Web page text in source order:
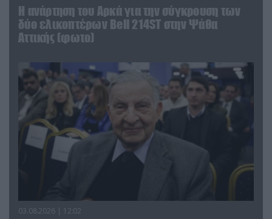
Η ανάρτηση του Αρκά για την σύγκρουση των
δύο ελικοπτέρων Bell 214ST στην Ψάθα
Αττικής (φωτο)
03.08.2026 | 12:02